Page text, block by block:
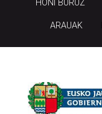
HONI BURUZ
ARAUAK